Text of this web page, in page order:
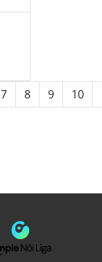
1. oldal / 38
7 8 9 10